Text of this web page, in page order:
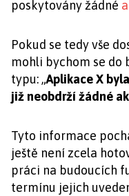
poskytovány žádné
Pokud se tedy vše
mohli bychom se do
typu: „Aplikace X
již neobdrží žádné
Tyto informace
ještě není zcela
práci na budoucích
termínu jejich